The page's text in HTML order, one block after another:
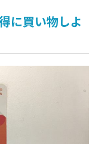
に買い物しよ